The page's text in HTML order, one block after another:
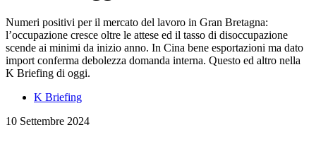
Numeri positivi per il mercato del lavoro in Gran Bretagna:
l’occupazione cresce oltre le attese ed il tasso di disoccupazione
scende ai minimi da inizio anno. In Cina bene esportazioni ma dato
import conferma debolezza domanda interna. Questo ed altro nella
K Briefing di oggi.
K Briefing
10 Settembre 2024